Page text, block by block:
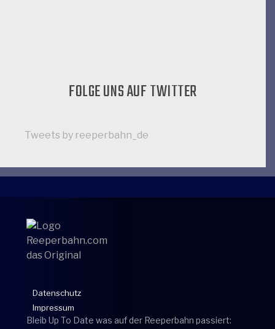
FOLGE UNS AUF TWITTER
Tweets by reeperbahn_de
Datenschutz
Impressum
Bleib Up To Date was auf der Reeperbahn passiert: